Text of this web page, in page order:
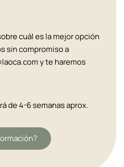
cuál es la mejor opción
sin compromiso a
y te haremos
de 4-6 semanas aprox.